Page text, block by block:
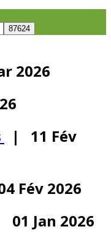
2026
| 11 Fév
Fév 2026
01 Jan 2026